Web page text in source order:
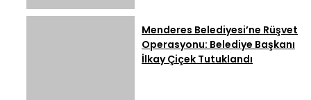
Menderes Belediyesi’ne Rüşvet
Operasyonu: Belediye Başkanı
İlkay Çiçek Tutuklandı